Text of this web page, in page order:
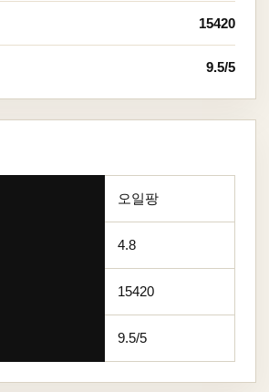
15420
9.5/5
오일팡
4.8
15420
9.5/5